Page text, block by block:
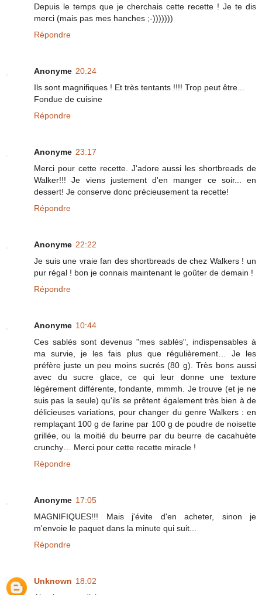
Depuis le temps que je cherchais cette recette ! Je te dis
merci (mais pas mes hanches ;-)))))))
Répondre
Anonyme 20:24
Ils sont magnifiques ! Et très tentants !!!! Trop peut être...
Fondue de cuisine
Répondre
Anonyme 23:17
Merci pour cette recette. J'adore aussi les shortbreads de
Walker!!! Je viens justement d'en manger ce soir... en
dessert! Je conserve donc précieusement ta recette!
Répondre
Anonyme 22:22
Je suis une vraie fan des shortbreads de chez Walkers ! un
pur régal ! bon je connais maintenant le goûter de demain !
Répondre
Anonyme 10:44
Ces sablés sont devenus "mes sablés", indispensables à
ma survie, je les fais plus que régulièrement… Je les
préfère juste un peu moins sucrés (80 g). Très bons aussi
avec du sucre glace, ce qui leur donne une texture
légèrement différente, fondante, mmmh. Je trouve (et je ne
suis pas la seule) qu'ils se prêtent également très bien à de
délicieuses variations, pour changer du genre Walkers : en
remplaçant 100 g de farine par 100 g de poudre de noisette
grillée, ou la moitié du beurre par du beurre de cacahuète
crunchy… Merci pour cette recette miracle !
Répondre
Anonyme 17:05
MAGNIFIQUES!!! Mais j'évite d'en acheter, sinon je
m'envoie le paquet dans la minute qui suit...
Répondre
Unknown 18:02